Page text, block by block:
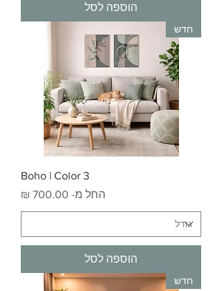
הוספה לסל
חדש
Boho | Color 3
החל מ-
מחיר מבצע
הוספה לסל
חדש